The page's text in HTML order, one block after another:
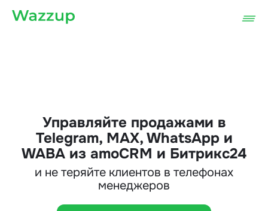
Управляйте продажами в
Telegram, MAX, WhatsApp и
WABA из amoCRM и Битрикс24
и не теряйте клиентов в телефонах
менеджеров